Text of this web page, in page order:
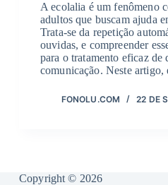
A ecolalia é um fenômeno
adultos que buscam ajuda
Trata-se da repetição
ouvidas, e compreender
para o tratamento eficaz de
comunicação. Neste
FONOLU.COM 22 DE
Copyright © 2026